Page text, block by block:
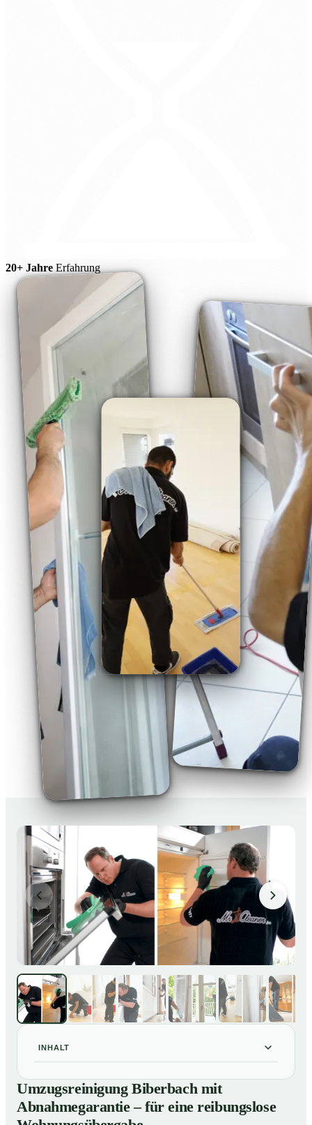
20+ Jahre Erfahrung
INHALT
Umzugsreinigung Biberbach mit Abnahmegarantie –
für eine reibungslose Wohnungsübergabe
02 Unsere Leistungen im Überblick
Umzugsreinigung Biberbach mit
Abnahmegarantie – für eine reibungslose